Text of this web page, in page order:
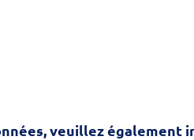
veuillez